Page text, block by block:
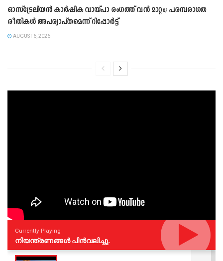
ഓസ്‌ട്രേലിയൻ കാർഷിക വായ്പാ രംഗത്ത് വൻ മാറ്റം; പരമ്പരാഗത
രീതികൾ അപര്യാപ്തമെന്ന് റിപ്പോർട്ട്
AUGUST 6, 2026
Currently Playing
നിയന്ത്രണങ്ങള്‍ പിന്‍വലിച്ചു.